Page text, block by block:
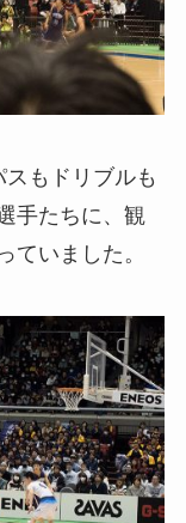
もドリブルも
手たちに、観
ていました。